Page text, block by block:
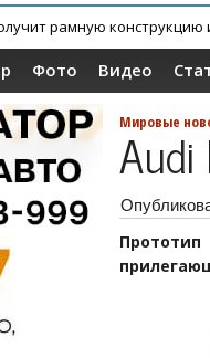
дебютировал
Фото Видео
Мировые
Audi